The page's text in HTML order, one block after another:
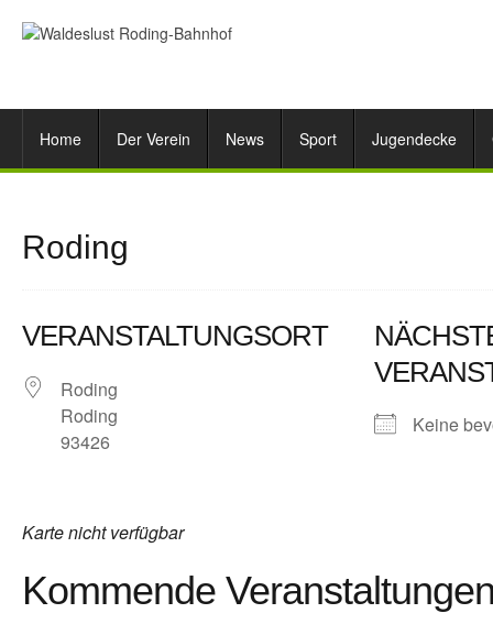
Home Der Verein News Sport Jugendecke
Roding
VERANSTALTUNGSORT
Roding
Roding
93426
Keine
Karte nicht verfügbar
Kommende